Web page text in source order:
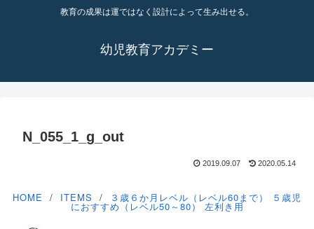
教育の成果は運ではなく設計によって生み出せる。
幼児教育アカデミー
N_055_1_g_out
2019.09.07 2020.05.14
HOME ITEMS ３歳６か月レベル（レベル60まで） ５歳児
におすすめ（レベル50～80） 左利き用